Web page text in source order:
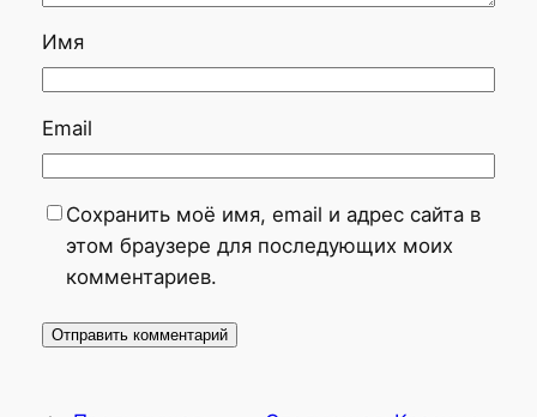
Имя
Email
Сохранить моё имя, email и адрес сайта в
этом браузере для последующих моих
комментариев.